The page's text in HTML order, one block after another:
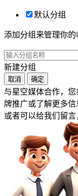
默认分组
添加分组来管理你的
新建分组
取消 确定
与星空媒体合作，
牌推广或了解更多
或者可以给我们留言